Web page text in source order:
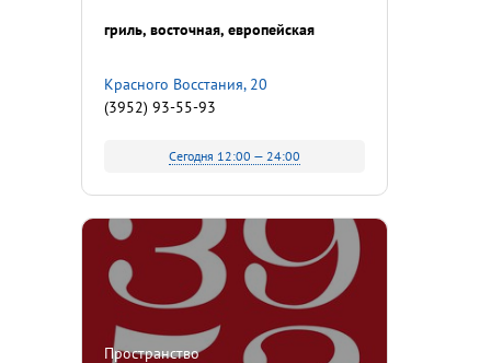
гриль восточная европейская
Красного Восстания, 20
(3952) 93-55-93
Сегодня 12:00 — 24:00
Пространство